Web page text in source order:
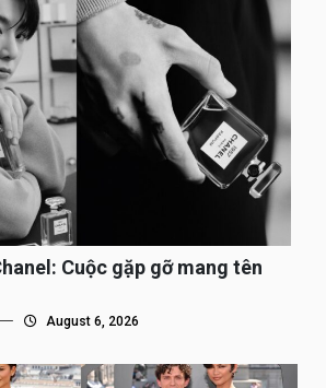
Cuộc gặp gỡ mang tên
August 6, 2026